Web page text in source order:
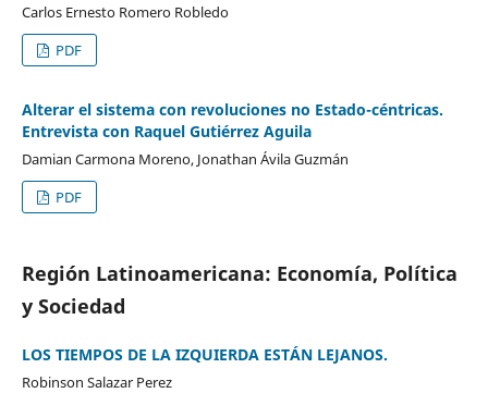
Carlos Ernesto Romero Robledo
PDF
Alterar el sistema con revoluciones no Estado-céntricas.
Entrevista con Raquel Gutiérrez Aguila
Damian Carmona Moreno, Jonathan Ávila Guzmán
PDF
Región Latinoamericana: Economía, Política
y Sociedad
LOS TIEMPOS DE LA IZQUIERDA ESTÁN LEJANOS.
Robinson Salazar Perez